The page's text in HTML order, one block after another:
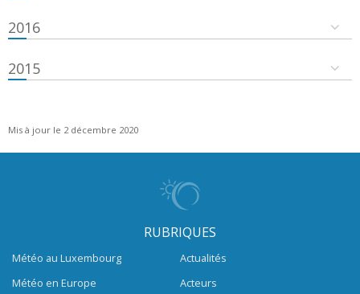
2016
2015
Mis à jour le 2 décembre 2020
RUBRIQUES
Météo au Luxembourg
Météo en Europe
Actualités
Acteurs